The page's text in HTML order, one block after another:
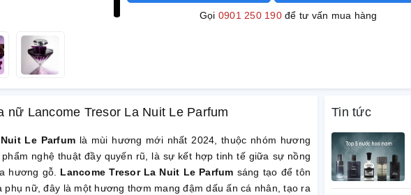
Gọi 0901 250 190để tư vấn mua hàng
Lancome Tresor La Nuit Le Parfum
Le Parfum là mùi hương mới nhất 2024, thuộc nhóm hương
nghệ thuật đầy quyến rũ, là sự kết hợp tinh tế giữa sự nồng
hương gỗ. Lancome Tresor La Nuit Le Parfum sáng tạo để tôn
phụ nữ, đây là một hương thơm mang đậm dấu ấn cá nhân, tạo ra
Tin tức